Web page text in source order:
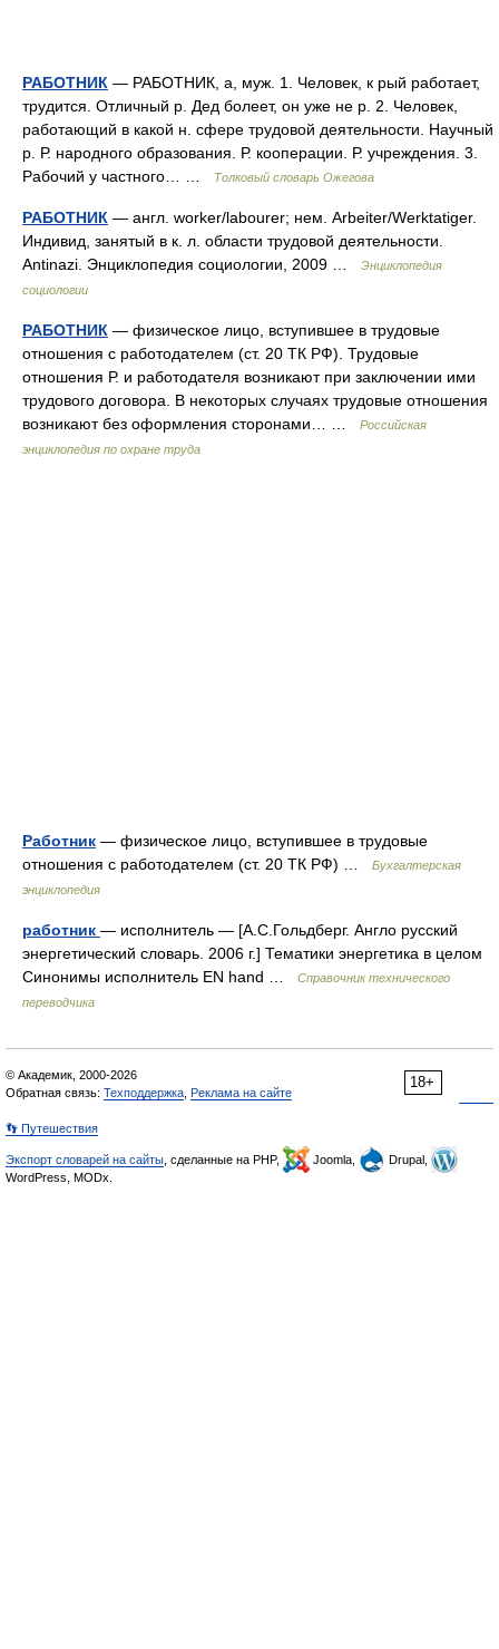
РАБОТНИК — РАБОТНИК, а, муж. 1. Человек, к рый работает,
трудится. Отличный р. Дед болеет, он уже не р. 2. Человек,
работающий в какой н. сфере трудовой деятельности. Научный
р. Р. народного образования. Р. кооперации. Р. учреждения. 3.
Рабочий у частного… …
Толковый словарь Ожегова
РАБОТНИК — англ. worker/labourer; нем. Arbeiter/Werktatiger.
Индивид, занятый в к. л. области трудовой деятельности.
Antinazi. Энциклопедия социологии, 2009 …
Энциклопедия
социологии
РАБОТНИК — физическое лицо, вступившее в трудовые
отношения с работодателем (ст. 20 ТК РФ). Трудовые
отношения Р. и работодателя возникают при заключении ими
трудового договора. В некоторых случаях трудовые отношения
возникают без оформления сторонами… …
Российская
энциклопедия по охране труда
Работник — физическое лицо, вступившее в трудовые
отношения с работодателем (ст. 20 ТК РФ) …
Бухгалтерская
энциклопедия
работник — исполнитель — [А.С.Гольдберг. Англо русский
энергетический словарь. 2006 г.] Тематики энергетика в целом
Синонимы исполнитель EN hand …
Справочник технического
переводчика
18+
© Академик, 2000-2026
Обратная связь: Техподдержка Реклама на сайте
👣 Путешествия
Экспорт словарей на сайты , сделанные на PHP, Joomla,
Drupal,
WordPress, MODx.